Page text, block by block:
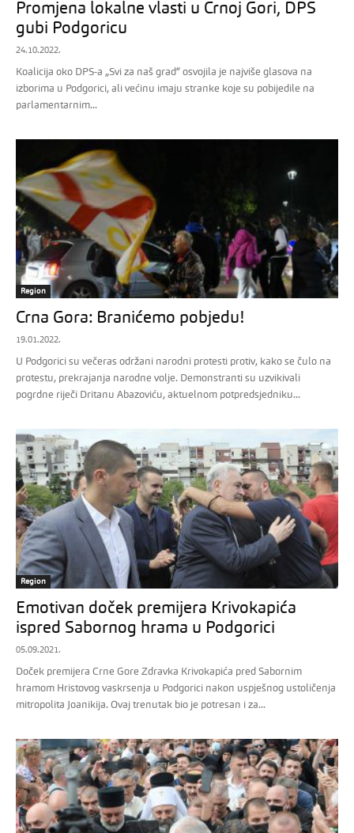
Promjena lokalne vlasti u Crnoj Gori, DPS
gubi Podgoricu
24.10.2022.
Koalicija oko DPS-a „Svi za naš grad“ osvojila je najviše glasova na
izborima u Podgorici, ali većinu imaju stranke koje su pobijedile na
parlamentarnim...
Region
Crna Gora: Branićemo pobjedu!
19.01.2022.
U Podgorici su večeras održani narodni protesti protiv, kako se čulo na
protestu, prekrajanja narodne volje. Demonstranti su uzvikivali
pogrdne riječi Dritanu Abazoviću, aktuelnom potpredsjedniku...
Region
Emotivan doček premijera Krivokapića
ispred Sabornog hrama u Podgorici
05.09.2021.
Doček premijera Crne Gore Zdravka Krivokapića pred Sabornim
hramom Hristovog vaskrsenja u Podgorici nakon uspješnog ustoličenja
mitropolita Joanikija. Ovaj trenutak bio je potresan i za...